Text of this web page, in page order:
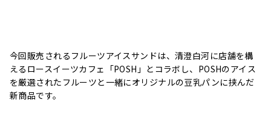
今回販売されるフルーツアイスサンドは、清澄白河に店舗を構
えるロースイーツカフェ「POSH」とコラボし、POSHのアイス
を厳選されたフルーツと一緒にオリジナルの豆乳パンに挟んだ
新商品です。